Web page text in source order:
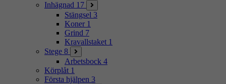
Inhägnad 17
Stängsel 3
Koner 1
Grind 7
Kravallstaket 1
Stege 8
Arbetsbock 4
Körplåt 1
Första hjälpen 3